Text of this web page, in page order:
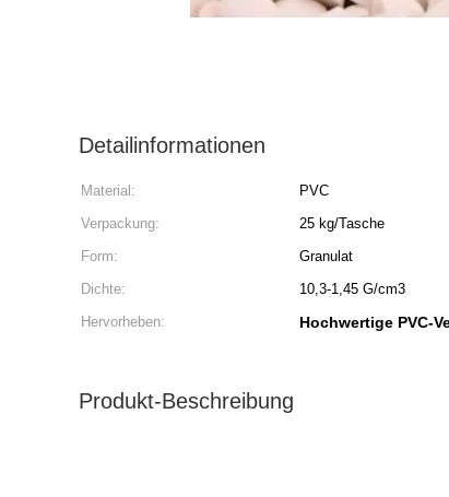
Detailinformationen
Material: PVC
Verpackung:
25 kg/Tasche
Form:
Granulat
Dichte:
10,3-1,45 G/cm3
Hervorheben:
Hochwertige PVC-
Produkt-Beschreibung